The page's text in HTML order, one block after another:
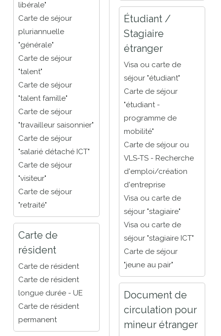
libérale"
Carte de séjour
pluriannuelle
"générale"
Carte de séjour
"talent"
Carte de séjour
"talent famille"
Carte de séjour
"travailleur saisonnier"
Carte de séjour
"salarié détaché ICT"
Carte de séjour
"visiteur"
Carte de séjour
"retraité"
Carte de
résident
Carte de résident
Carte de résident
longue durée - UE
Carte de résident
permanent
Étudiant /
Stagiaire
étranger
Visa ou carte de
séjour "étudiant"
Carte de séjour
"étudiant -
programme de
mobilité"
Carte de séjour ou
VLS-TS - Recherche
d'emploi/création
d'entreprise
Visa ou carte de
séjour "stagiaire"
Visa ou carte de
séjour "stagiaire ICT"
Carte de séjour
"jeune au pair"
Document de
circulation pour
mineur étranger